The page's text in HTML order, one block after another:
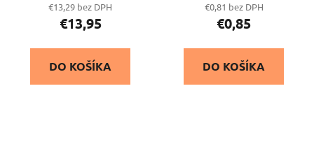
€13,29 bez DPH
€13,95
DO KOŠÍKA
€0,81 bez DPH
€0,85
DO KOŠÍKA